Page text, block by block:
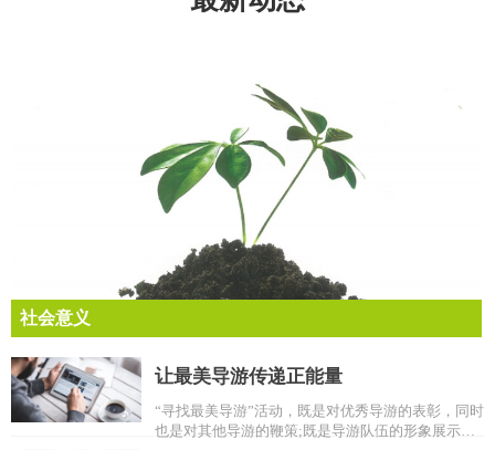
让最美导游传递正能量
“寻找最美导游”活动，既是对优秀导游的表彰，同时
也是对其他导游的鞭策;既是导游队伍的形象展示，
社会意义
这首诗发表于1934年的《学文》上，是儿子梁从诫的出生而作，表
达了对儿子的希望和儿子出生带来的喜悦。